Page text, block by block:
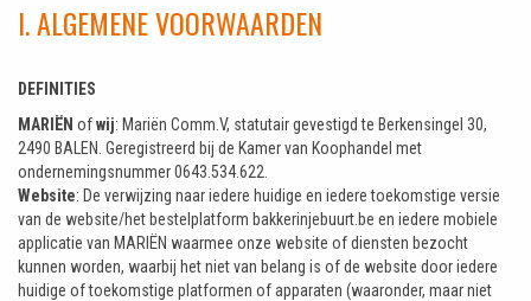
I. ALGEMENE VOORWAARDEN
DEFINITIES
MARIËN ofwij: Mariën Comm.V, statutair gevestigd te Berkensingel 30,
2490 BALEN. Geregistreerd bij de Kamer van Koophandel met
ondernemingsnummer 0643.534.622.
Website: De verwijzing naar iedere huidige en iedere toekomstige versie
van de website/het bestelplatform bakkerinjebuurt.be en iedere mobiele
applicatie van MARIËN waarmee onze website of diensten bezocht
kunnen worden, waarbij het niet van belang is of de website door iedere
huidige of toekomstige platformen of apparaten (waaronder, maar niet